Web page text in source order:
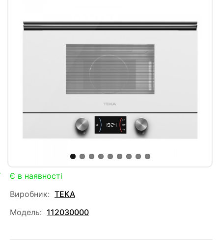
Є в наявності
Виробник: TEKA
Модель: 112030000